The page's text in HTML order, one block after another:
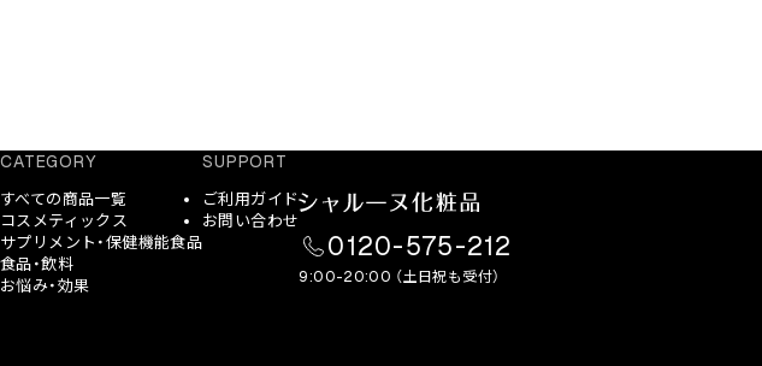
CATEGORY
すべての商品一覧
コスメティックス
サプリメント・保健機能食品
食品・飲料
お悩み・効果
SUPPORT
ご利用ガイド
お問い合わせ
0120-575-212
9:00-20:00 （土日祝も受付）